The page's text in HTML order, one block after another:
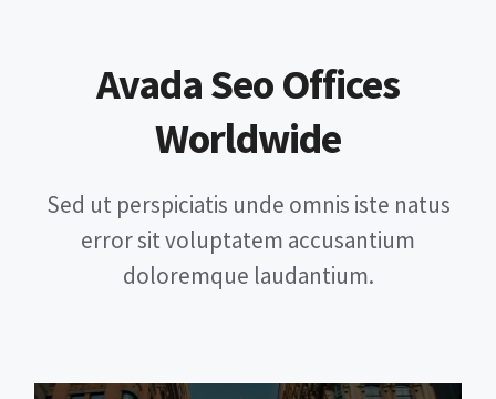
Avada Seo Offices
Worldwide
Sed ut perspiciatis unde omnis iste natus
error sit voluptatem accusantium
doloremque laudantium.